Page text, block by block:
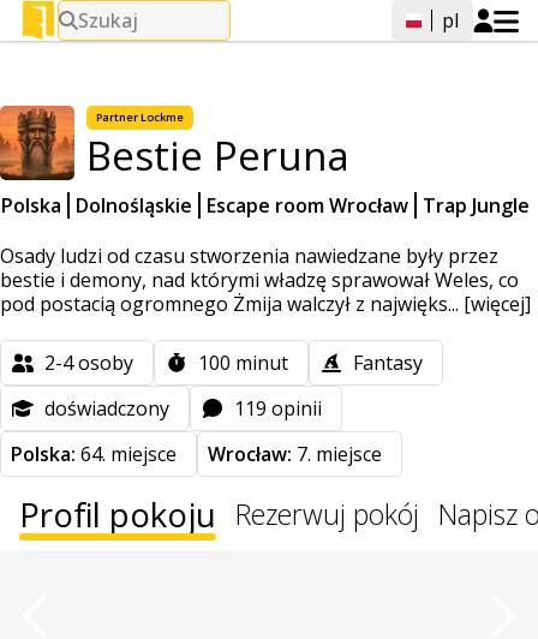
Szukaj pl
PartnerLockme
Bestie Peruna
Polska Dolnośląskie Escape room Wrocław Trap Jungle
Osady ludzi od czasu stworzenia nawiedzane były przez
bestie i demony, nad którymi władzę sprawował Weles, co
pod postacią ogromnego Żmija walczył z najwięks... [więcej]
2-4osoby 100 minut
Fantasy
doświadczony
119 opinii
Polska: 64. miejsce Wrocław: 7. miejsce
Profil pokoju Rezerwuj pokój Napisz